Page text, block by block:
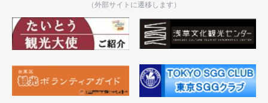
（外部サイトに遷移します）